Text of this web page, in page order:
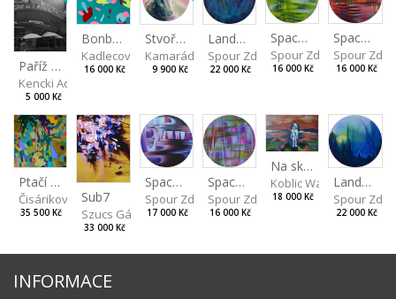
Paříž VII
Kencki Adam
5 000 Kč
Bonbon III
Kadlecová Jaroslava
16 000 Kč
Stvořeni jeden pro druhého II
Kamarádová Jana
9 900 Kč
Landscape III
Spour Zdeněk
22 000 Kč
Spaces I
Spour Zdeněk
16 000 Kč
Spaces II
Spour
16 000 Kč
Ptačí perspektiva
Čisáriková Táňa
35 500 Kč
Sub7
Szucs Gábor
33 000 Kč
Spaces IV
Spour Zdeněk
17 000 Kč
Spaces III
Spour Zdeněk
16 000 Kč
Na skalách
Koblic Walterová
18 000 Kč
Landscape II
Spour
22 000 Kč
INFORMACE